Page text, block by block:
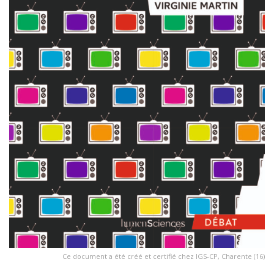
Ce document a été créé et certifié chez IGS-CP, Charente (16)